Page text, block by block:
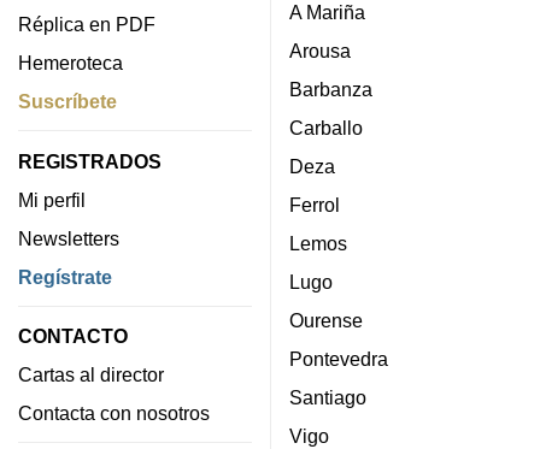
Réplica en PDF
Hemeroteca
Suscríbete
REGISTRADOS
Mi perfil
Newsletters
Regístrate
CONTACTO
Cartas al director
Contacta con nosotros
A Mariña
Arousa
Barbanza
Carballo
Deza
Ferrol
Lemos
Lugo
Ourense
Pontevedra
Santiago
Vigo